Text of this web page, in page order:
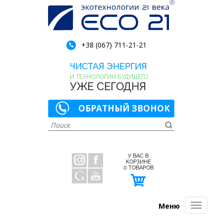
+38 (067) 711-21-21
ЧИСТАЯ ЭНЕРГИЯ
И ТЕХНОЛОГИИ БУДУЩЕГО
УЖЕ СЕГОДНЯ
ОБРАТНЫЙ ЗВОНОК
У ВАС В
КОРЗИНЕ
0 ТОВАРОВ
Меню